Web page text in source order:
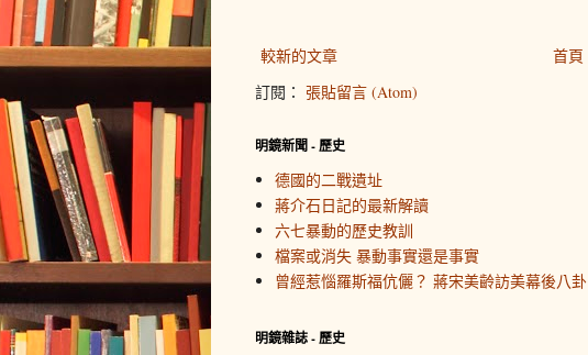
較新的文章
首頁
訂閱： 張貼留言 (Atom)
明鏡新聞 - 歷史
德國的二戰遺址
蔣介石日記的最新解讀
六七暴動的歷史教訓
檔案或消失 暴動事實還是事實
曾經惹惱羅斯福伉儷？ 蔣宋美齡訪美幕後八卦
明鏡雜誌 - 歷史